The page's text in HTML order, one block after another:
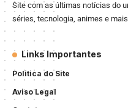
Site com as últimas notícias do
séries, tecnologia, animes e
Links Importantes
Politica do Site
Aviso Legal